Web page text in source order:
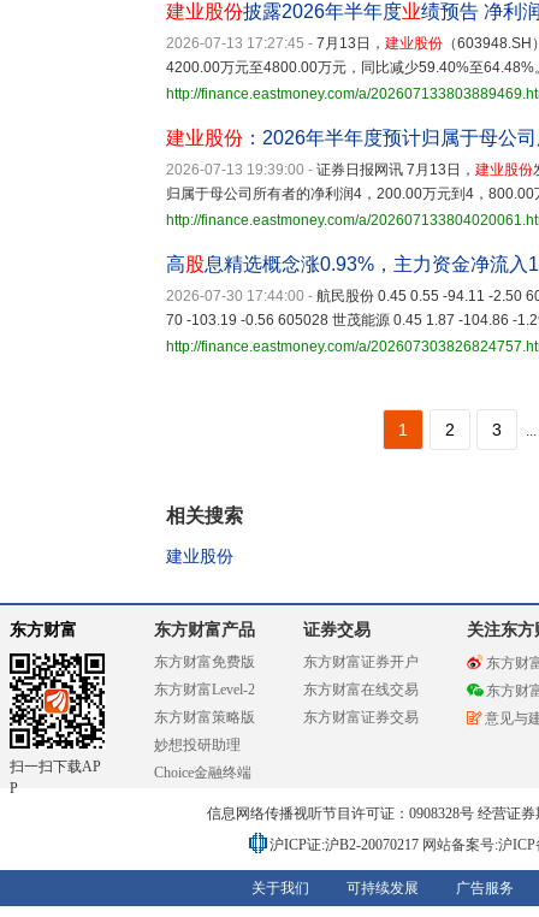
建业股份披露2026年半年度业绩预告 净利
2026-07-13 17:27:45 - 7月13日， 建业股份 （
4200.00万元至4800.00万元，同比减少59.40%至64.48%
http://finance.eastmoney.com/a/
建业股份 ：2026年半年度预计归属于母公
2026-07-13 19:39:00 - 证券日报网讯 7月13日， 建业股份
归属于母公司所有者的净利润4，200.00万元到4，800.00
http://finance.eastmoney.com/a/
高股息精选概念涨0.93%，主力资金净流入
2026-07-30 17:44:00 - 航民股份 0.45 0.55 -94.11 -2.50
70 -103.19 -0.56 605028 世茂能源 0.45 1.87 -104.86 -
http://finance.eastmoney.com/a/
1 2 3 ...
相关搜索
建业股份
东方财富
扫一扫下载AP
P
东方财富产品
东方财富免费版
东方财富Level-2
东方财富策略版
妙想投研助理
Choice金融终端
证券交易
东方财富证券开户
东方财富在线交易
东方财富证券交易
关注东方
东方财
东方财
意见与
信息网络传播视听节目许可证：0908328号 经营证
沪ICP证:沪B2-20070217 网站备案号:沪
关于我们 可持续发展 广告服务